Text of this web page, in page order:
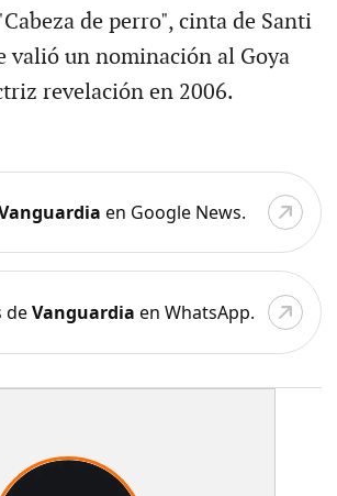
de perro", cinta de Santi
valió un nominación al Goya
revelación en 2006.
en Google News.
deVanguardia en WhatsApp.